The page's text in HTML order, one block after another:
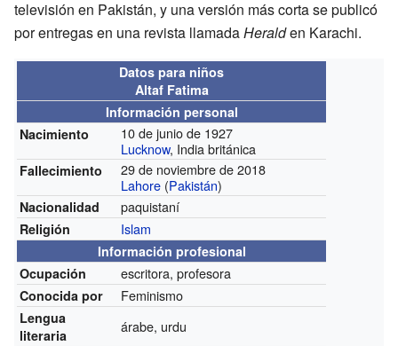
televisión en Pakistán, y una versión más corta se publicó
por entregas en una revista llamadaHeralden Karachi.
Datos para niños
Altaf Fatima
Información personal
Nacimiento
10 de junio de 1927
Lucknow, India británica
Fallecimiento
29 de noviembre de 2018
Lahore (Pakistán)
Nacionalidad paquistaní
Religión Islam
Información profesional
Ocupación
escritora, profesora
Conocida por Feminismo
Lengua
literaria
árabe, urdu